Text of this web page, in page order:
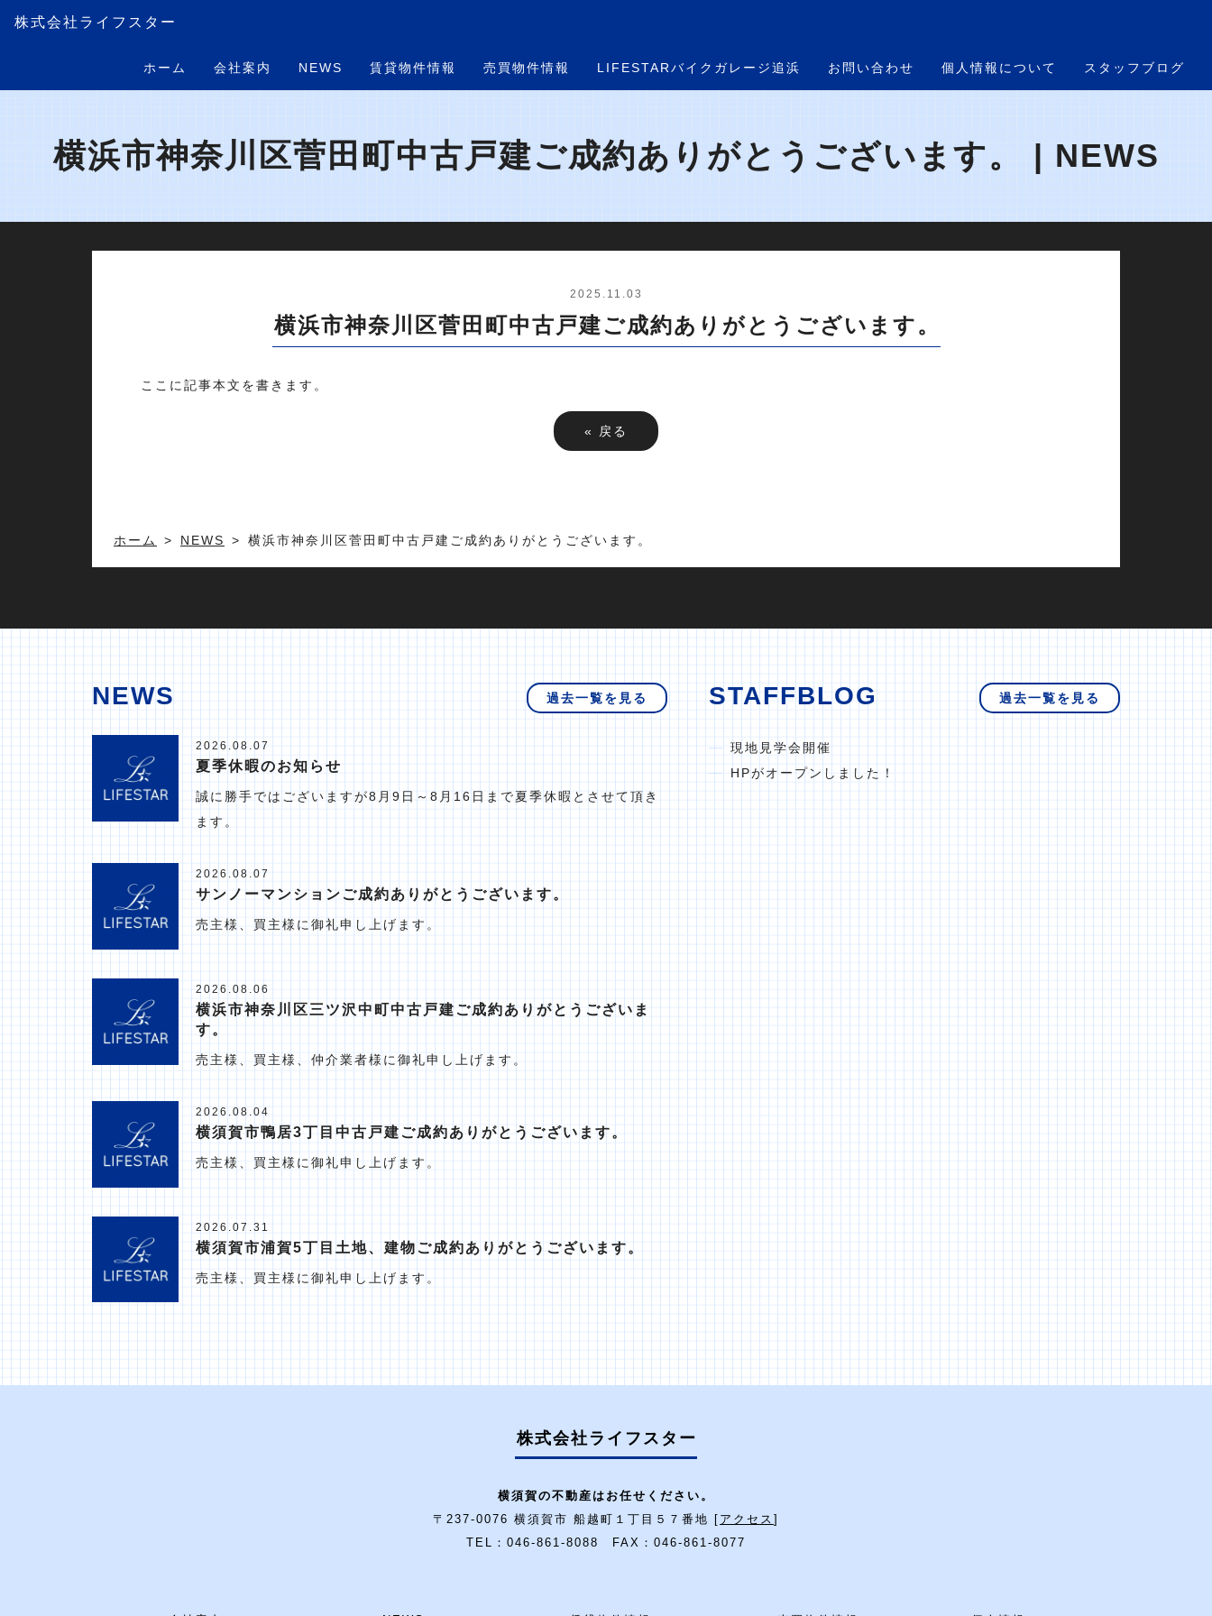
株式会社ライフスター
ホーム 会社案内 NEWS 賃貸物件情報 売買物件情報 LIFESTARバイクガレージ追浜 お問い合わせ 個人情報について スタッフブログ
横浜市神奈川区菅田町中古戸建ご成約ありがとうございます。 | NEWS
2025.11.03
横浜市神奈川区菅田町中古戸建ご成約ありがとうございます。
ここに記事本文を書きます。
« 戻る
ホーム NEWS 横浜市神奈川区菅田町中古戸建ご成約ありがとうございます。
NEWS
2026.08.07
夏季休暇のお知らせ
誠に勝手ではございますが8月9日～8月16日まで夏季休暇とさせて頂き
ます。
2026.08.07
サンノーマンションご成約ありがとうございます。
売主様、買主様に御礼申し上げます。
2026.08.06
横浜市神奈川区三ツ沢中町中古戸建ご成約ありがとうございま
す。
売主様、買主様、仲介業者様に御礼申し上げます。
2026.08.04
横須賀市鴨居3丁目中古戸建ご成約ありがとうございます。
売主様、買主様に御礼申し上げます。
2026.07.31
横須賀市浦賀5丁目土地、建物ご成約ありがとうございます。
売主様、買主様に御礼申し上げます。
過去一覧を見る STAFFBLOG
現地見学会開催
HPがオープンしました！
過去一覧を見る
株式会社ライフスター
横須賀の不動産はお任せください。
〒237-0076 横須賀市 船越町１丁目５７番地 [ アクセス ]
TEL：046-861-8088 FAX：046-861-8077